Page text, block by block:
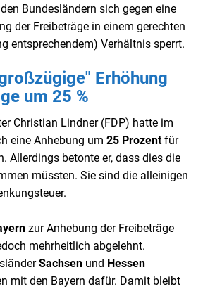
Bundesländern sich gegen eine
der Freibeträge in einem gerechten
entsprechendem) Verhältnis sperrt.
Erhöhung
um 25 %
Christian Lindner (FDP) hatte im
eine Anhebung um 25 Prozentfür
Allerdings betonte er, dass dies die
müssten. Sie sind die alleinigen
zur Anhebung der Freibeträge
mehrheitlich abgelehnt.
Sachsen und Hessen
mit den Bayern dafür. Damit bleibt